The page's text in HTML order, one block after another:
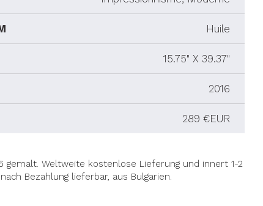
Huile
15.75" X 39.37"
2016
289 €EUR
gemalt. Weltweite kostenlose Lieferung und innert 1-2
Bezahlung lieferbar, aus Bulgarien.